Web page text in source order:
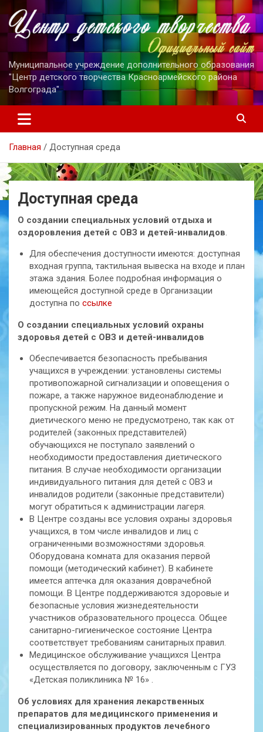
к
содержимому
Муниципальное учреждение дополнительного образования
"Центр детского творчества Красноармейского района
Волгограда"
Главная Доступная среда
Доступная среда
О создании специальных условий отдыха и
оздоровления детей с ОВЗ и детей-инвалидов
Для обеспечения доступности имеются: доступная
входная группа, тактильная вывеска на входе и план
этажа здания. Более подробная информация о
имеющейся доступной среде в Организации
доступна по ссылке
О создании специальных условий охраны
здоровья детей с ОВЗ и детей-инвалидов
Обеспечивается безопасность пребывания
учащихся в учреждении: установлены системы
противопожарной сигнализации и оповещения о
пожаре, а также наружное видеонаблюдение и
пропускной режим. На данный момент
диетического меню не предусмотрено, так как от
родителей (законных представителей)
обучающихся не поступало заявлений о
необходимости предоставления диетического
питания. В случае необходимости организации
индивидуального питания для детей с ОВЗ и
инвалидов родители (законные представители)
могут обратиться к администрации лагеря.
В Центре созданы все условия охраны здоровья
учащихся, в том числе инвалидов и лиц с
ограниченными возможностями здоровья.
Оборудована комната для оказания первой
помощи (методический кабинет). В кабинете
имеется аптечка для оказания доврачебной
помощи. В Центре поддерживаются здоровые и
безопасные условия жизнедеятельности
участников образовательного процесса. Общее
санитарно-гигиеническое состояние Центра
соответствует требованиям санитарных правил.
Медицинское обслуживание учащихся Центра
осуществляется по договору, заключенным с ГУЗ
«Детская поликлиника № 16» .
Об условиях для хранения лекарственных
препаратов для медицинского применения и
специализированных продуктов лечебного